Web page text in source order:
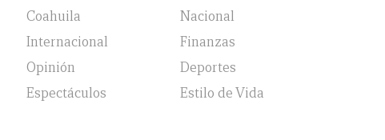
Coahuila
Nacional
Internacional
Finanzas
Opinión
Deportes
Espectáculos
Estilo de Vida